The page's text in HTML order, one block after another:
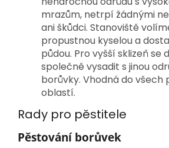
mrazům, netrpí žádnými
ani škůdci. Stanoviště
propustnou kyselou a
půdou. Pro vyšší sklizeň se
společně vysadit s jinou
borůvky. Vhodná do všech
oblastí.
Rady pro pěstitele
Pěstování borůvek